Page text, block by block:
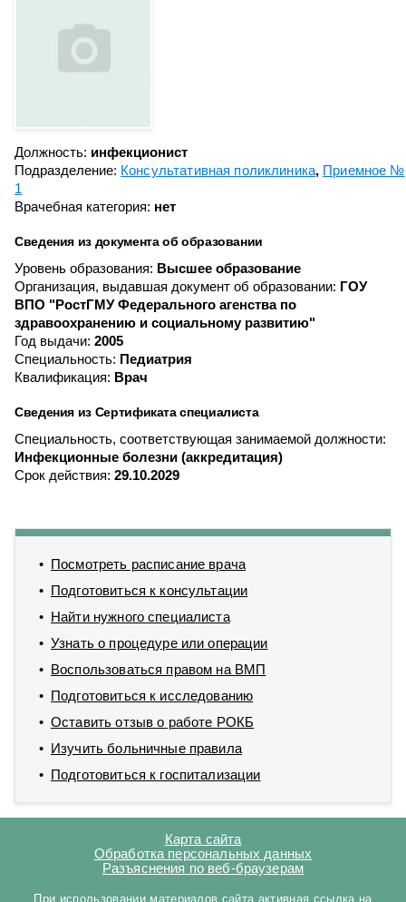
Должность: инфекционист
Подразделение: Консультативная поликлиника Приемное №
1
Врачебная категория: нет
Сведения из документа об образовании
Уровень образования: Высшее образование
Организация, выдавшая документ об образовании: ГОУ
ВПО "РостГМУ Федерального агенства по
здравоохранению и социальному развитию"
Год выдачи: 2005
Специальность: Педиатрия
Квалификация: Врач
Сведения из Сертификата специалиста
Специальность, соответствующая занимаемой должности:
Инфекционные болезни (аккредитация)
Срок действия: 29.10.2029
Посмотреть расписание врача
Подготовиться к консультации
Найти нужного специалиста
Узнать о процедуре или операции
Воспользоваться правом на ВМП
Подготовиться к исследованию
Оставить отзыв о работе РОКБ
Изучить больничные правила
Подготовиться к госпитализации
Карта сайта
Обработка персональных данных
Разъяснения по веб-браузерам
При использовании материалов сайта активная ссылка на